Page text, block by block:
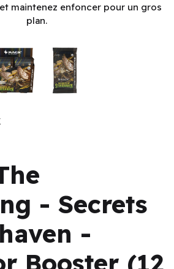
maintenez enfoncer pour un gros
plan.
- Secrets
-
Booster (12